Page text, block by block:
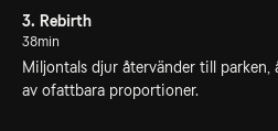
3. Rebirth
38min
Miljontals djur återvänder till parken,
av ofattbara proportioner.